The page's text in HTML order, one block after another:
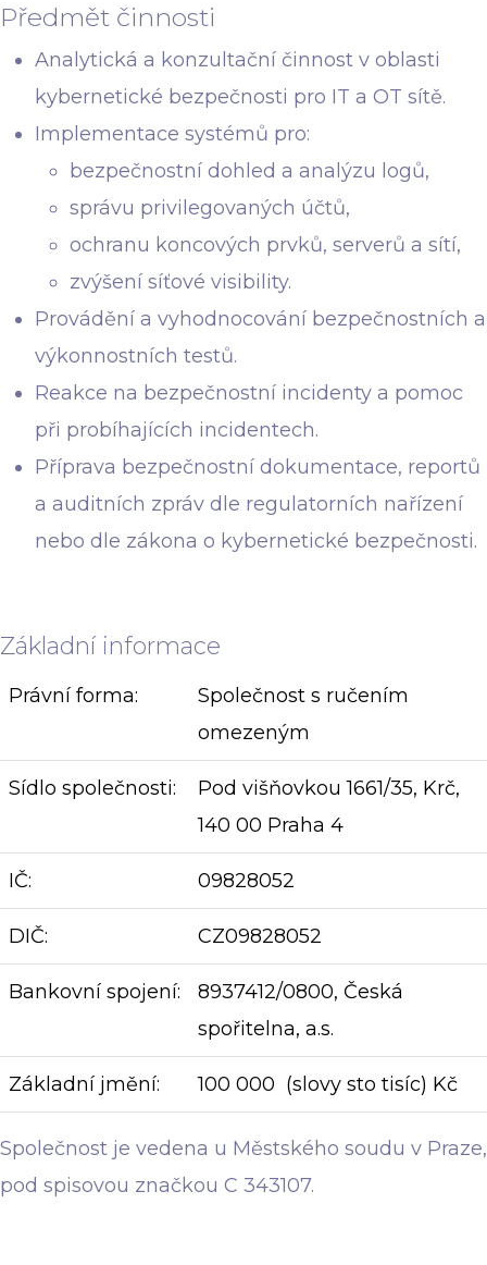
Předmět činnosti
Analytická a konzultační činnost v oblasti
kybernetické bezpečnosti pro IT a OT sítě.
Implementace systémů pro:
bezpečnostní dohled a analýzu logů,
správu privilegovaných účtů,
ochranu koncových prvků, serverů a sítí,
zvýšení síťové visibility.
Provádění a vyhodnocování bezpečnostních a
výkonnostních testů.
Reakce na bezpečnostní incidenty a pomoc
při probíhajících incidentech.
Příprava bezpečnostní dokumentace, reportů
a auditních zpráv dle regulatorních nařízení
nebo dle zákona o kybernetické bezpečnosti.
Základní informace
Právní forma:
Společnost s ručením
omezeným
Sídlo společnosti:
Pod višňovkou 1661/35, Krč,
140 00 Praha 4
IČ: 09828052
DIČ: CZ09828052
Bankovní spojení:
8937412/0800, Česká
spořitelna, a.s.
Základní jmění: 100 000 (slovy sto tisíc) Kč
Společnost je vedena u Městského soudu v Praze,
pod spisovou značkou C 343107.